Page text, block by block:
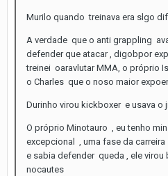
Murilo quando treinava era slgo
A verdade que o anti grappling
defender que atacar , digobpor
treinei oaravlutar MMA, o próprio
o Charles que o noso maior
Durinho virou kickboxer e usava o
O próprio Minotauro , eu tenho
excepcional , uma fase da
e sabia defender queda , ele virou
nocautes